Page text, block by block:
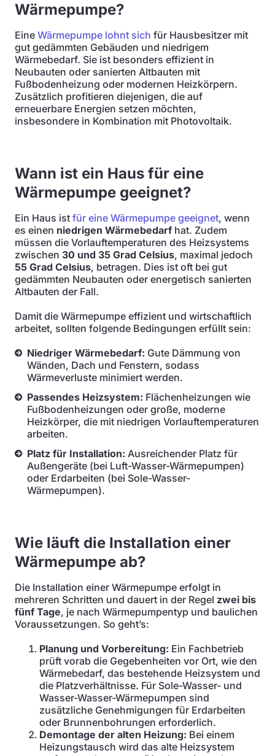
Wärmepumpe?
Eine Wärmepumpe lohnt sich für Hausbesitzer mit
gut gedämmten Gebäuden und niedrigem
Wärmebedarf. Sie ist besonders effizient in
Neubauten oder sanierten Altbauten mit
Fußbodenheizung oder modernen Heizkörpern.
Zusätzlich profitieren diejenigen, die auf
erneuerbare Energien setzen möchten,
insbesondere in Kombination mit Photovoltaik.
Wann ist ein Haus für eine
Wärmepumpe geeignet?
Ein Haus ist für eine Wärmepumpe geeignet, wenn
es einen niedrigen Wärmebedarf hat. Zudem
müssen die Vorlauftemperaturen des Heizsystems
zwischen 30 und 35 Grad Celsius, maximal jedoch
55 Grad Celsius, betragen. Dies ist oft bei gut
gedämmten Neubauten oder energetisch sanierten
Altbauten der Fall.
Damit die Wärmepumpe effizient und wirtschaftlich
arbeitet, sollten folgende Bedingungen erfüllt sein:
Niedriger Wärmebedarf: Gute Dämmung von
Wänden, Dach und Fenstern, sodass
Wärmeverluste minimiert werden.
Passendes Heizsystem: Flächenheizungen wie
Fußbodenheizungen oder große, moderne
Heizkörper, die mit niedrigen Vorlauftemperaturen
arbeiten.
Platz für Installation: Ausreichender Platz für
Außengeräte (bei Luft-Wasser-Wärmepumpen)
oder Erdarbeiten (bei Sole-Wasser-
Wärmepumpen).
Wie läuft die Installation einer
Wärmepumpe ab?
Die Installation einer Wärmepumpe erfolgt in
mehreren Schritten und dauert in der Regel zwei bis
fünf Tage, je nach Wärmepumpentyp und baulichen
Voraussetzungen. So geht’s:
Planung und Vorbereitung: Ein Fachbetrieb
prüft vorab die Gegebenheiten vor Ort, wie den
Wärmebedarf, das bestehende Heizsystem und
die Platzverhältnisse. Für Sole-Wasser- und
Wasser-Wasser-Wärmepumpen sind
zusätzliche Genehmigungen für Erdarbeiten
oder Brunnenbohrungen erforderlich.
Demontage der alten Heizung: Bei einem
Heizungstausch wird das alte Heizsystem